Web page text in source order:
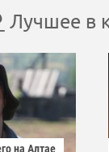
Лучшее в
на Алтае